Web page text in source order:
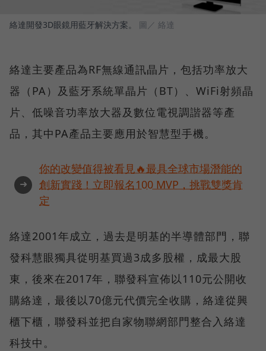
絡達開發3D眼鏡用藍牙解決方案。 圖／ 絡達
絡達主要產品為RF無線通訊晶片，包括功率放大
器（PA）及藍牙系統單晶片（BT）、WiFi射頻晶
片、低噪音功率放大器及數位電視調諧器等產
品，其中PA產品主要應用於智慧型手機。
➜
你的改變值得被看見🔥最具全球市場潛能的
創新實踐！立即報名100 MVP，挑戰雙獎肯
定
絡達2001年成立，過去是明基的半導體部門，聯
發科慧眼獨具從明基買過3成多股權，成最大股
東，後來在2017年，聯發科宣佈以110元公開收
購絡達，最後以70億元代價完全收購，絡達從興
櫃下櫃，聯發科並把自家物聯網部門整合入絡達
科技中。